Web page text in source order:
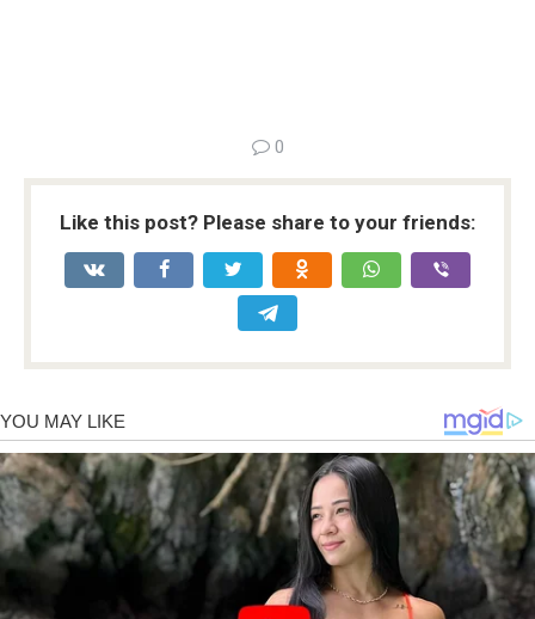
0
Like this post? Please share to your friends: